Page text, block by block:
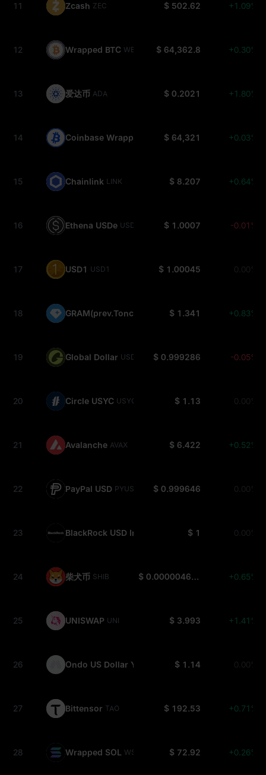
11 Zcash ZEC $ 502.62 +1.09%
12 Wrapped BTC WBTC $ 64,362.8 +0.30%
13 爱达币 ADA $ 0.2021 +1.80%
14 Coinbase Wrapped BTC CBBTC
$ 64,321 +0.03%
15 Chainlink LINK $ 8.207 +0.64%
16 Ethena USDe USDE $ 1.0007 -0.01%
17 USD1 USD1 $ 1.00045 0.00%
18 GRAM(prev.Toncoin) GRAM$ 1.341 +0.83%
19 Global Dollar USDG $ 0.999286 -0.05%
20 Circle USYC USYC $ 1.13 0.00%
21 Avalanche AVAX $ 6.422 +0.52%
22 PayPal USD PYUSD $ 0.999646 0.00%
23 BlackRock USD Institutional Digital Liquidity
$ 1 0.00%
24 柴犬币 SHIB $ 0.000004628 +0.65%
25 UNISWAP UNI $ 3.993 +1.41%
26 Ondo US Dollar Yield $ 1.14 0.00%
27 Bittensor TAO $ 192.53 +0.71%
28 Wrapped SOL WSOL $ 72.92 +0.26%